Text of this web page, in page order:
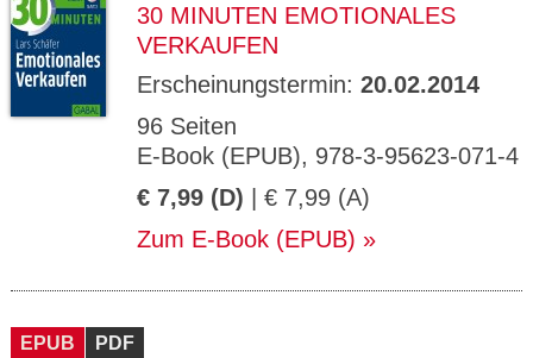
30 MINUTEN EMOTIONALES
VERKAUFEN
Erscheinungstermin: 20.02.2014
96 Seiten
E-Book (EPUB), 978-3-95623-071-4
€ 7,99 (D) | € 7,99 (A)
Zum E-Book (EPUB)
EPUB PDF